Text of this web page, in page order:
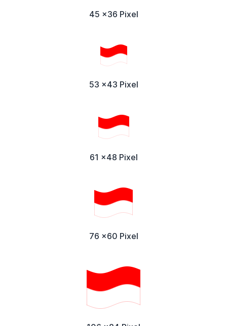
45 x36 Pixel
53 x43 Pixel
61 x48 Pixel
76 x60 Pixel